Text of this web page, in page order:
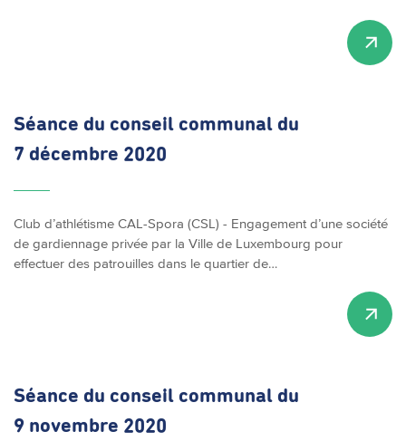
Séance du conseil communal du
7 décembre 2020
Club d’athlétisme CAL-Spora (CSL) - Engagement d’une société
de gardiennage privée par la Ville de Luxembourg pour
effectuer des patrouilles dans le quartier de…
Séance du conseil communal du
9 novembre 2020